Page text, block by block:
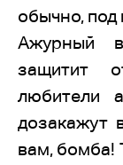
обычно, под
Ажурный
защитит
любители
дозакажут
вам, бомба!